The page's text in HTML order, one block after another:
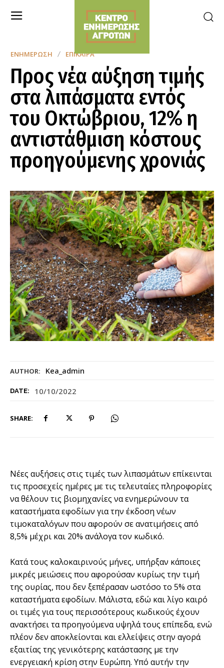
AUTHOR: Kea_admin
DATE: 10/10/2022
SHARE:
ΕΝΗΜΈΡΩΣΗ ΕΠΊΚΑΙΡΑ
Προς νέα αύξηση τιμής
στα λιπάσματα εντός
του Οκτώβριου, 12% η
αντιστάθμιση κόστους
προηγούμενης χρονιάς
Nέες αυξήσεις στις τιµές των λιπασµάτων επίκεινται
τις προσεχείς ηµέρες µε τις τελευταίες πληροφορίες
να θέλουν τις βιοµηχανίες να ενηµερώνουν τα
καταστήµατα εφοδίων για την έκδοση νέων
τιµοκαταλόγων που αφορούν σε ανατιµήσεις από
8,5% µέχρι και 20% ανάλογα τον κωδικό.
Κατά τους καλοκαιρινούς µήνες, υπήρξαν κάποιες
µικρές µειώσεις που αφορούσαν κυρίως την τιµή
της ουρίας, που δεν ξεπέρασαν ωστόσο το 5% στα
καταστήµατα εφοδίων. Μάλιστα, εδώ και λίγο καιρό
οι τιµές για τους περισσότερους κωδικούς έχουν
ανακτήσει τα προηγούµενα υψηλά τους επίπεδα, ενώ
πλέον δεν αποκλείονται και ελλείψεις στην αγορά
εξαιτίας της γενικότερης κατάστασης µε την
ενεργειακή κρίση στην Ευρώπη. Υπό αυτήν την